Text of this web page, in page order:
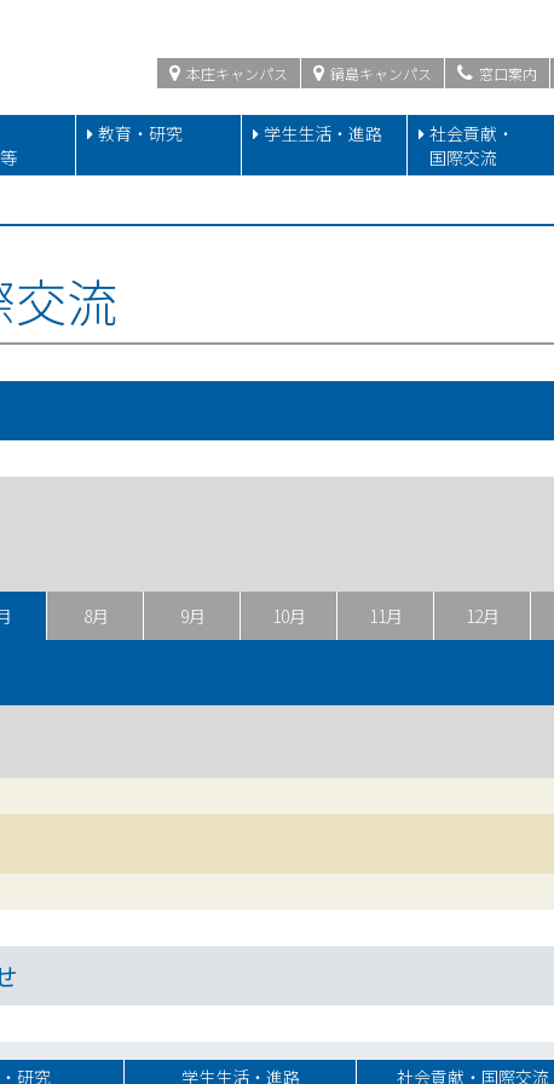
本庄キャンパス 鍋島キャンパス 窓口案内
教育・研究 学生生活・進路
社会貢献・
国際交流
流
8月 9月 10月 11月 12月
研究 学生生活・進路 社会貢献・国際交流